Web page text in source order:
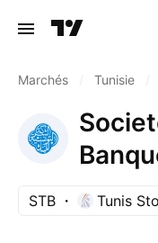
Marchés Tunisie
STB Tunis